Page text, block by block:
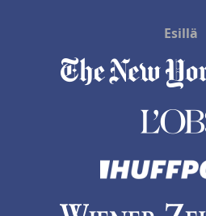
Esillä